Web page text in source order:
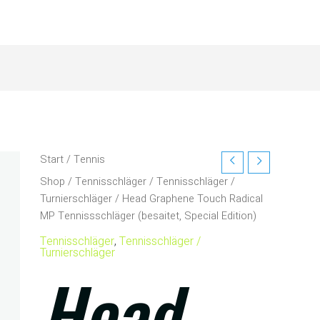
Start/Tennis
Shop /Tennisschläger/Tennisschläger /
Turnierschläger/ Head Graphene Touch Radical
MP Tennissschläger (besaitet, Special Edition)
Tennisschläger,Tennisschläger /
Turnierschläger